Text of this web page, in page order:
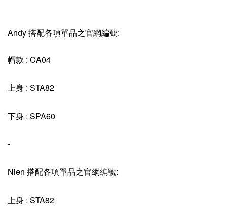
Andy 搭配各項單品之官網編號:
帽款 : CA04
上身 : STA82
下身 : SPA60
-
Nien 搭配各項單品之官網編號:
上身 : STA82